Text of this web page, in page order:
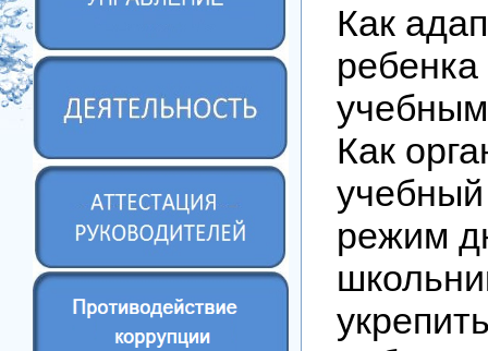
Как
Как
режим